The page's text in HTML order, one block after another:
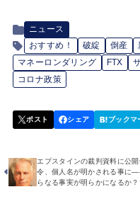
ニュース
おすすめ！
破綻 倒産
マネーロンダリング
FTX
コロナ政策
エプスタインの裁判資料に公
令、個人名が明かされる事に
らなる事実が明らかになるか？